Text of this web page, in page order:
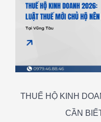
Kế
Dịch
Image
THUẾ HỘ KINH
CẦN